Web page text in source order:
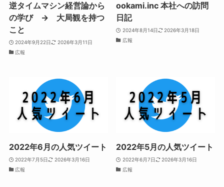
逆タイムマシン経営論から
の学び → 大局観を持つ
こと
2024年9月22日
2026年3月11日
広報
ookami.inc 本社への訪問
日記
2024年8月14日
2026年3月18日
広報
2022年6月の人気ツイート
2022年7月5日
2026年3月16日
広報
2022年5月の人気ツイート
2022年6月7日
2026年3月16日
広報